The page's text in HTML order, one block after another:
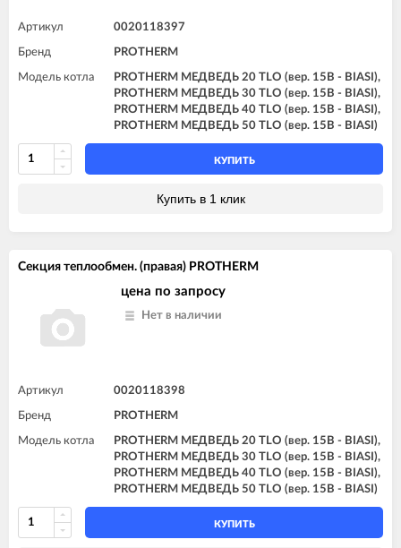
Артикул 0020118397
Бренд PROTHERM
Модель котла
PROTHERM МЕДВЕДЬ 20 TLO (вер. 15B - BIASI),
PROTHERM МЕДВЕДЬ 30 TLO (вер. 15B - BIASI),
PROTHERM МЕДВЕДЬ 40 TLO (вер. 15B - BIASI),
PROTHERM МЕДВЕДЬ 50 TLO (вер. 15B - BIASI)
КУПИТЬ
Купить в 1 клик
Секция теплообмен. (правая) PROTHERM
цена по запросу
Нет в наличии
Артикул 0020118398
Бренд PROTHERM
Модель котла
PROTHERM МЕДВЕДЬ 20 TLO (вер. 15B - BIASI),
PROTHERM МЕДВЕДЬ 30 TLO (вер. 15B - BIASI),
PROTHERM МЕДВЕДЬ 40 TLO (вер. 15B - BIASI),
PROTHERM МЕДВЕДЬ 50 TLO (вер. 15B - BIASI)
КУПИТЬ